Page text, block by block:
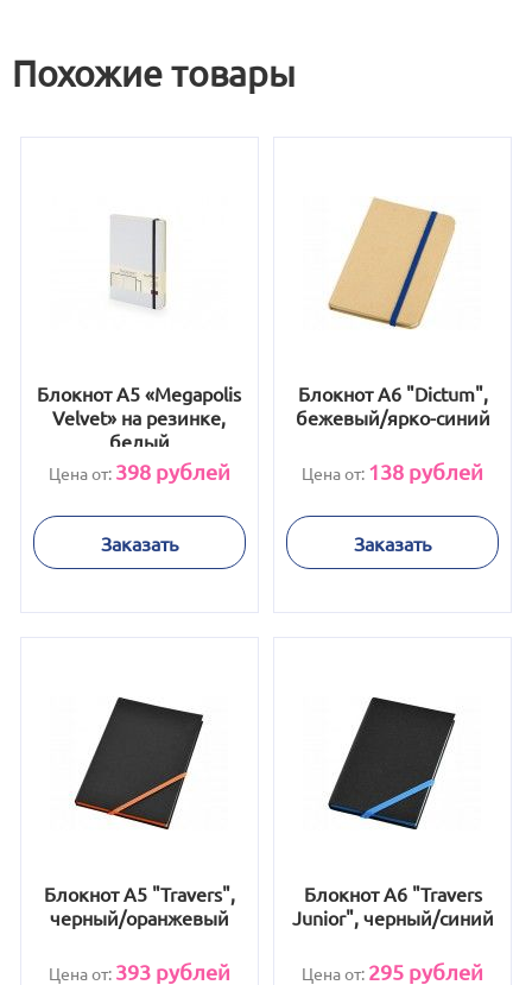
Похожие товары
Блокнот А5 «Megapolis
Velvet» на резинке,
белый
Цена от: 398рублей
Заказать
Блокнот А6 "Dictum",
бежевый/ярко-синий
Цена от: 138 рублей
Заказать
Блокнот А5 "Travers",
черный/оранжевый
Цена от: 393рублей
Блокнот А6 "Travers
Junior", черный/синий
Цена от: 295 рублей